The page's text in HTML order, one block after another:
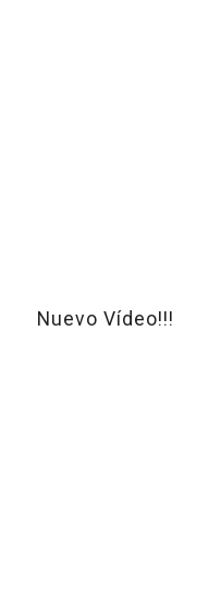
Nuevo Vídeo!!!